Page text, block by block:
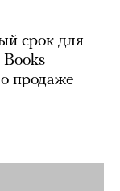
срок для
продаже